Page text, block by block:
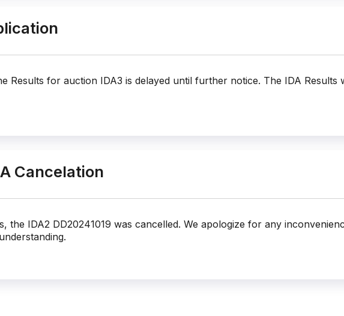
Results for auction IDA3 is delayed until further notice. The IDA Results
Cancelation
the IDA2 DD20241019 was cancelled. We apologize for any